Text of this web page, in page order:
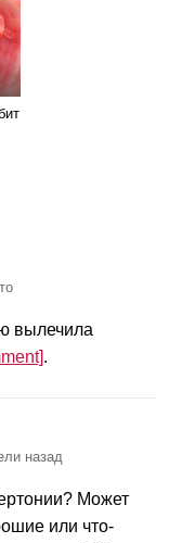
вылечила
.
назад
Может
или что-